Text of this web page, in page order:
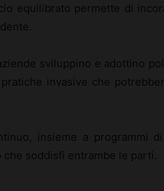
equilibrato permette di
sviluppino e adottino
invasive che
insieme a programmi
soddisfi entrambe le parti.